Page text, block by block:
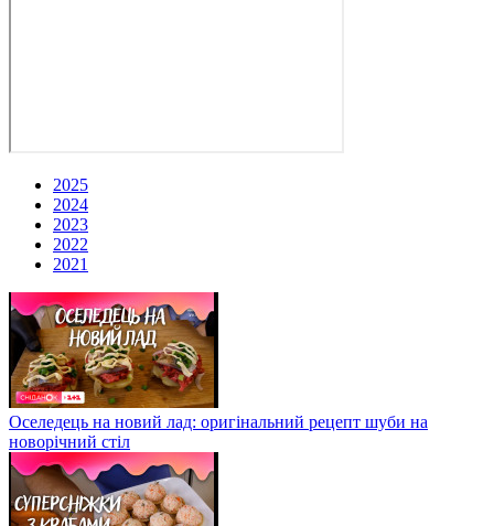
2025
2024
2023
2022
2021
Оселедець на новий лад: оригінальний рецепт шуби на
новорічний стіл